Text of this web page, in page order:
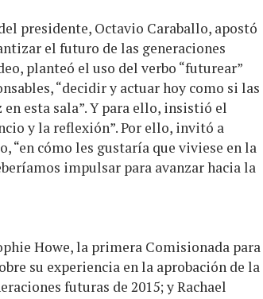
presidente, Octavio Caraballo, apostó
el futuro de las generaciones
planteó el uso del verbo “futurear”
“decidir y actuar hoy como si las
esta sala”. Y para ello, insistió el
y la reflexión”. Por ello, invitó a
“en cómo les gustaría que viviese en la
impulsar para avanzar hacia la
Howe, la primera Comisionada para
su experiencia en la aprobación de la
futuras de 2015; y Rachael